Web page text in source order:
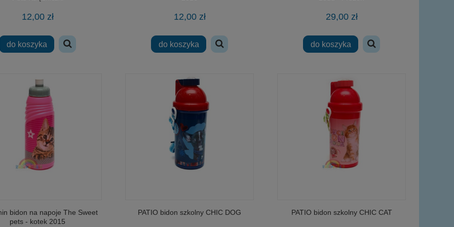
regularna:115,00 zł
do koszyka
Cena regularna:49,00 zł
powiadom o dostępności
12,00 zł
do koszyka
12,00 zł
do koszyka
29,00 zł
do koszyka
bidon na napoje The Sweet
pets - kotek 2015
PATIO bidon szkolny CHIC DOG PATIO bidon szkolny CHIC CAT